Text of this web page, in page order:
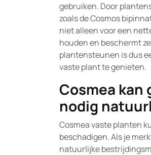
gebruiken. Door
zoals de Cosmos
niet alleen voor een
houden en beschermt
plantensteunen is dus
vaste plant te genieten.
Cosmea kan
nodig
Cosmea vaste planten
beschadigen. Als je
natuurlijke